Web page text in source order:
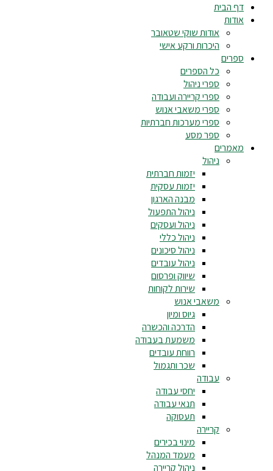
דף הבית
אודות
אודות שוקי שטאובר
היכרות ורקע אישי
ספרים
כל הספרים
ספרי ניהול
ספרי קריירה ועבודה
ספרי משאבי אנוש
ספרי מערכות חברתיות
ספר מסע
מאמרים
ניהול
יזמות חברתית
יזמות עסקית
מבנה הארגון
ניהול התפעול
ניהול ועסקים
ניהול כללי
ניהול סיכונים
ניהול עובדים
שיווק ופרסום
שירות לקוחות
משאבי אנוש
גיוס ומיון
הדרכה והכשרה
משמעת בעבודה
רווחת עובדים
שכר ותגמול
עבודה
יחסי עבודה
תנאי עבודה
תעסוקה
קריירה
מינוי בכירים
מעמד המנהל
ניהול קריירה